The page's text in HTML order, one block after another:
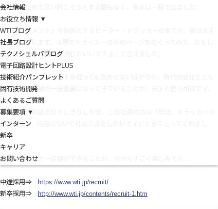
会社情報
お役立ち情報 ▼
WTIブログ
社長ブログ
テクノシェルパブログ
電子回路設計ヒントPLUS
技術紹介パンフレット
固有技術開発
よくあるご質問
募集要項 ▼
インターン
新卒
キャリア
お問い合わせ
と、あらためて思い起こそうとする間もなく、答えは一瞬で出ました。
「『マネジメント』を始めとするピーター・ドラッカーの本です。彼は天才
だと思っています。本屋でドラッカーの本のページをめくってみて、おもし
ろそうと感じたら是非読むといいですよ」と答えました。
著作を執筆してから何十年経っても色あせないばかりか、時代の変化ととも
にこの方の指摘が一層重要になってきていることが、天才と思う所以です。
ドラッカーの話をひとしきりした後、この社員の方は「早速、ドラッカーの
本を読んで、内容について社長と話をしたいです」とまで言ってくれまし
た。
社員とドラッカー談義ができることが、今からすごく楽しみです。
中途採用⇒ https://www.wti.jp/recruit/
新卒採用⇒ http://www.wti.jp/contents/recruit-1.htm